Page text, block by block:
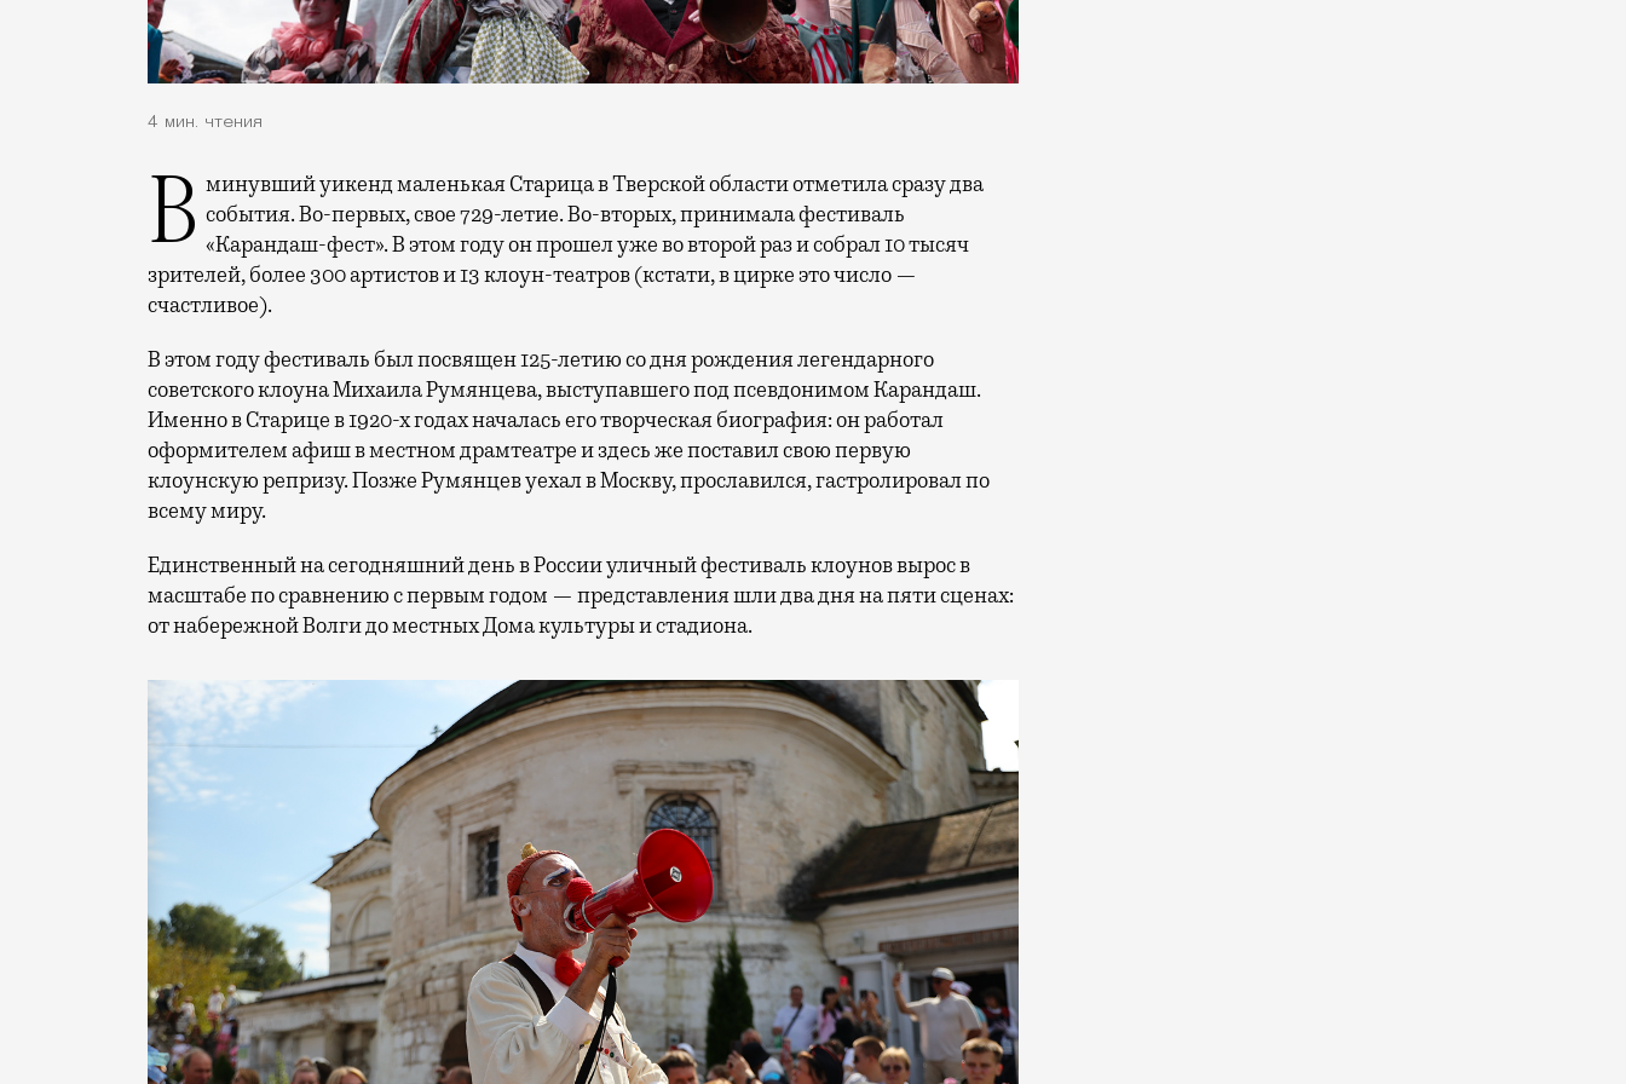
4 мин. чтения
В минувший уикенд маленькая Старица в Тверской области отметила сразу два события. Во-первых, свое 729-летие. Во-вторых, принимала фестиваль
«Карандаш-фест». В этом году он прошел уже во второй раз и собрал 10 тысяч
зрителей, более 300 артистов и 13 клоун-театров (кстати, в цирке это число —
счастливое).
В этом году фестиваль был посвящен 125-летию со дня рождения легендарного
советского клоуна Михаила Румянцева, выступавшего под псевдонимом Карандаш.
Именно в Старице в 1920-х годах началась его творческая биография: он работал
оформителем афиш в местном драмтеатре и здесь же поставил свою первую
клоунскую репризу. Позже Румянцев уехал в Москву, прославился, гастролировал по
всему миру.
Единственный на сегодняшний день в России уличный фестиваль клоунов вырос в
масштабе по сравнению с первым годом — представления шли два дня на пяти сценах:
от набережной Волги до местных Дома культуры и стадиона.